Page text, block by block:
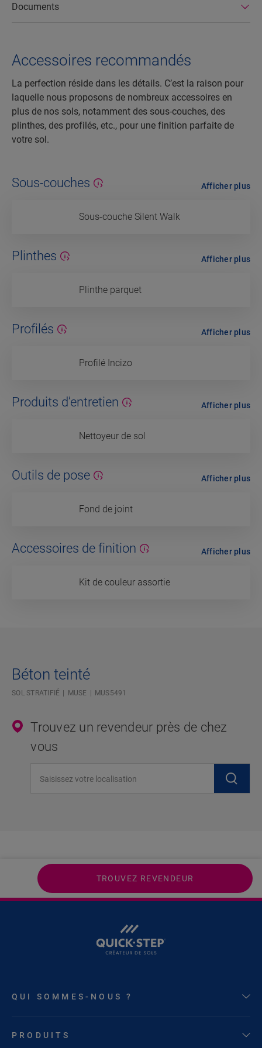
Documents
Accessoires recommandés
La perfection réside dans les détails. C’est la raison pour
laquelle nous proposons de nombreux accessoires en
plus de nos sols, notamment des sous-couches, des
plinthes, des profilés, etc., pour une finition parfaite de
votre sol.
Sous-couches
Sous-couche Silent Walk
Afficher plus
Plinthes
Plinthe parquet
Afficher plus
Profilés
Profilé Incizo
Afficher plus
Produits d’entretien
Nettoyeur de sol
Afficher plus
Outils de pose
Fond de joint
Afficher plus
Accessoires de finition
Kit de couleur assortie
Afficher plus
Béton teinté
SOL STRATIFIÉ MUSE MUS5491
Trouvez un revendeur près de chez
vous
TROUVEZ REVENDEUR
QUI SOMMES-NOUS ?
PRODUITS